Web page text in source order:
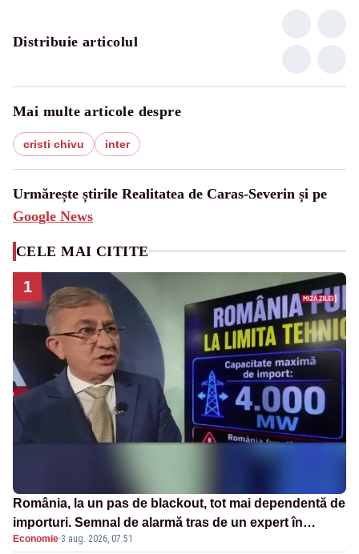
Distribuie articolul
Mai multe articole despre
cristi chivu inter
Urmărește știrile Realitatea de Caras-Severin și pe
Google News
CELE MAI CITITE
1
România, la un pas de blackout, tot mai dependentă de
importuri. Semnal de alarmă tras de un expert în
energie
Economie·3 aug. 2026, 07:51